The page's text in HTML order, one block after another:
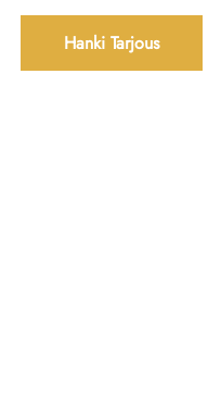
Hanki Tarjous